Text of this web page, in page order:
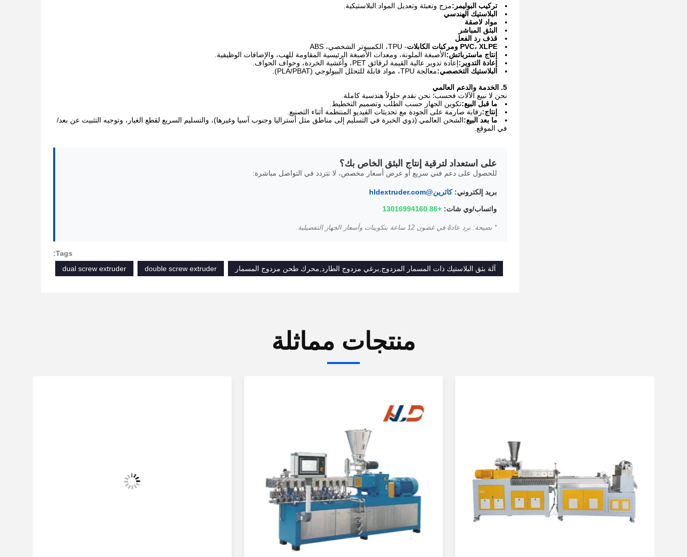
تركيب البوليمر:مزج وتعبئة وتعديل المواد البلاستيكية.
البلاستيك الهندسي
مواد لاصقة
البثق المباشر
قذف رد الفعل
PVC، XLPE ومركبات الكابلات
- TPU، الكمبيوتر الشخصي، ABS
إنتاج ماسترباتش:الأصبغة الملونة، ومعدات الأصبغة الرئيسية المقاومة للهب، والإضافات الوظيفية.
إعادة التدوير:إعادة تدوير عالية القيمة لرقائق PET، وأغشية الخردة، وحواف الحواف.
البلاستيك التخصصي:معالجة TPU، مواد قابلة للتحلل البيولوجي (PLA/PBAT).
5. الخدمة والدعم العالمي
نحن لا نبيع الآلات فحسب؛ نحن نقدم حلولاً هندسية كاملة.
ما قبل البيع:تكوين الجهاز حسب الطلب وتصميم التخطيط.
إنتاج:رقابة صارمة على الجودة مع تحديثات الفيديو المنتظمة أثناء التصنيع.
ما بعد البيع:الشحن العالمي (ذوي الخبرة في التسليم إلى مناطق مثل أستراليا وجنوب آسيا وغيرها)، والتسليم السريع لقطع الغيار، وتوجيه التثبيت عن بعد/
في الموقع.
على استعداد لترقية إنتاج البثق الخاص بك؟
للحصول على دعم فني سريع أو عرض أسعار مخصص، لا تتردد في التواصل مباشرة:
بريد إلكتروني: كاثرين@hldextruder.com
واتساب/وي شات: +86 13016994160
* نصيحة: نرد عادةً في غضون 12 ساعة بتكوينات وأسعار الجهاز التفصيلية.
Tags:
آلة بثق البلاستيك ذات المسمار المزدوج,برغي مزدوج الطارد,محرك طحن مزدوج المسمار
double screw extruder
dual screw extruder
منتجات مماثلة